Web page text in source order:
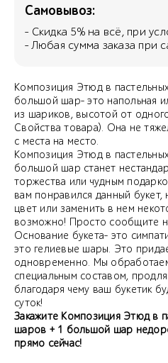
Самовывоз:
- Скидка 5% на всё, при
- Любая сумма заказа при
Композиция Этюд в
большой шар- это напольная
из шариков, высотой от
Свойства товара). Она не
с места на место.
Композиция Этюд в
большой шар станет
торжества или чудным
вам понравился данный букет,
цвет или заменить в нем
возможно! Просто сообщите
Основание букета- это
это гелиевые шары. Это
одновременно. Мы
специальным составом,
благодаря чему ваш букетик
суток!
Закажите Композиция Этюд в
шаров + 1 большой шар
прямо сейчас!